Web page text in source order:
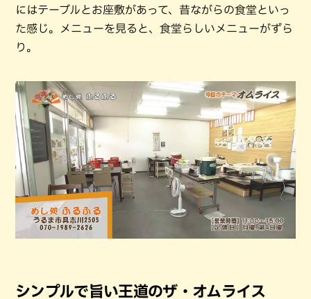
にはテーブルとお座敷があって、昔ながらの食堂といっ
た感じ。メニューを見ると、食堂らしいメニューがずら
り。
シンプルで旨い王道のザ・オムライス